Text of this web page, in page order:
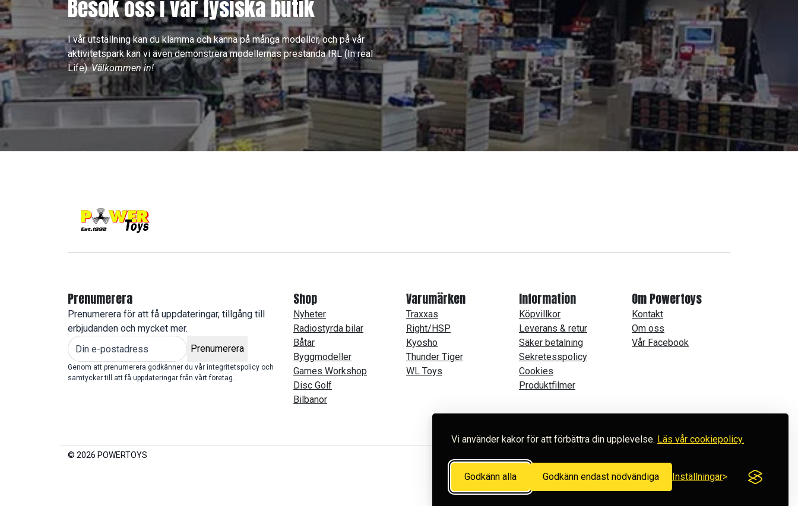
Vi använder kakor för att förbättra din upplevelse. Läs vår cookiepolicy.
Godkänn alla Godkänn endast nödvändiga Inställningar
Besök oss i vår fysiska butik
I vår utställning kan du klämma och känna på många modeller, och på vår
aktivitetspark kan vi även demonstrera modellernas prestanda IRL (In real
Life).Välkommen in!
Prenumerera
Prenumerera för att få uppdateringar, tillgång till
erbjudanden och mycket mer.
Prenumerera
Genom att prenumerera godkänner du vår integritetspolicy och
samtycker till att få uppdateringar från vårt företag.
Shop
Nyheter
Radiostyrda bilar
Båtar
Byggmodeller
Games Workshop
Disc Golf
Bilbanor
Varumärken
Traxxas
Right/HSP
Kyosho
Thunder Tiger
WL Toys
Information
Köpvillkor
Leverans & retur
Säker betalning
Sekretesspolicy
Cookies
Produktfilmer
Om Powertoys
Kontakt
Om oss
Vår Facebook
© 2026 POWERTOYS